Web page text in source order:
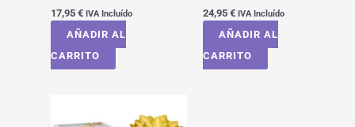
17,95 € IVA Incluído
AÑADIR AL
CARRITO
24,95 € IVA Incluído
AÑADIR AL
CARRITO